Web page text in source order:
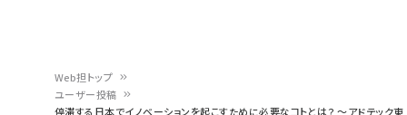
Web担トップ
ユーザー投稿
停滞する日本でイノベーションを起こすために必要なコトとは？ 〜アドテック東